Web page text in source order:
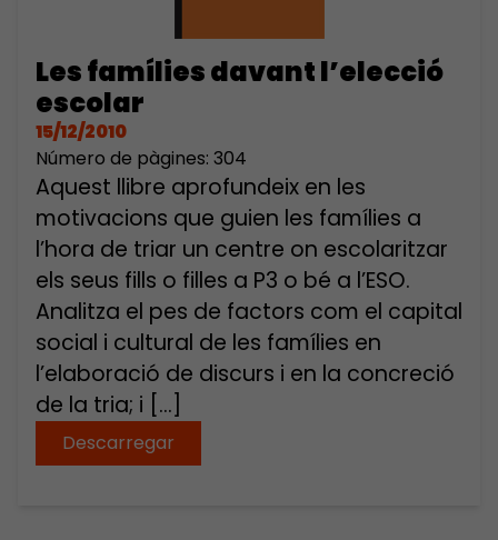
Les famílies davant l’elecció
escolar
15/12/2010
Número de pàgines: 304
Aquest llibre aprofundeix en les
motivacions que guien les famílies a
l’hora de triar un centre on escolaritzar
els seus fills o filles a P3 o bé a l’ESO.
Analitza el pes de factors com el capital
social i cultural de les famílies en
l’elaboració de discurs i en la concreció
de la tria; i […]
Descarregar